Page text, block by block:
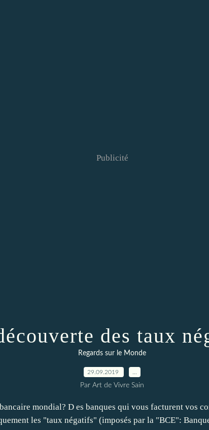
Publicité
des taux
Regards sur le Monde
29.09.2019
Par Art de Vivre Sain
mondial? D es banques qui vous facturent vos
les "taux négatifs" (imposés par la "BCE":